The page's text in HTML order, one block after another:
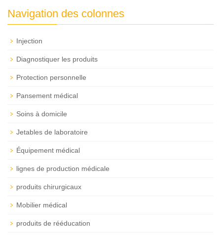
Navigation des colonnes
Injection
Diagnostiquer les produits
Protection personnelle
Pansement médical
Soins à domicile
Jetables de laboratoire
Équipement médical
lignes de production médicale
produits chirurgicaux
Mobilier médical
produits de rééducation